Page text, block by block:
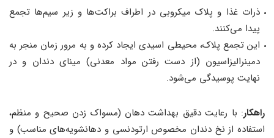
ذرات غذا و پلاک میکروبی در اطراف براکت‌ها و زیر سیم‌ها تجمع
پیدا می‌کنند.
این تجمع پلاک، محیطی اسیدی ایجاد کرده و به مرور زمان منجر به
دمینرالیزاسیون (از دست رفتن مواد معدنی) مینای دندان و در
نهایت پوسیدگی می‌شود.
راهکار: با رعایت دقیق بهداشت دهان (مسواک زدن صحیح و منظم،
استفاده از نخ دندان مخصوص ارتودنسی و دهانشویه‌های مناسب) و